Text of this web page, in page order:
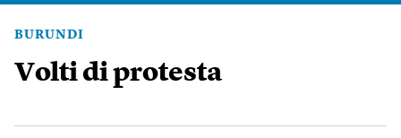
BURUNDI
Volti di protesta